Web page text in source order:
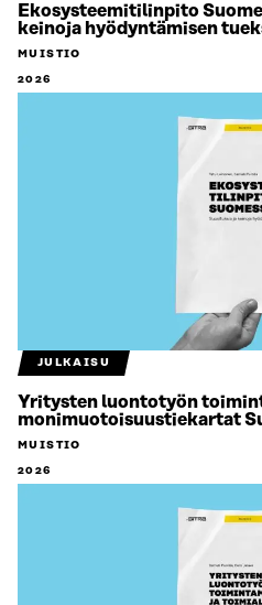
Ekosysteemitilinpito
keinoja hyödyntämisen
MUISTIO
2026
JULKAISU
Yritysten luontotyön
monimuotoisuustiekartat
MUISTIO
2026